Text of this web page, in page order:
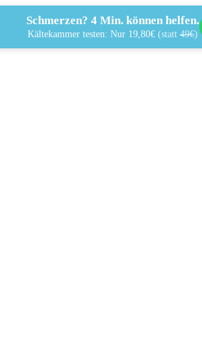
Schmerzen? 4 Min. können helfen.
Kältekammer testen: Nur 19,80€ (statt 49€)